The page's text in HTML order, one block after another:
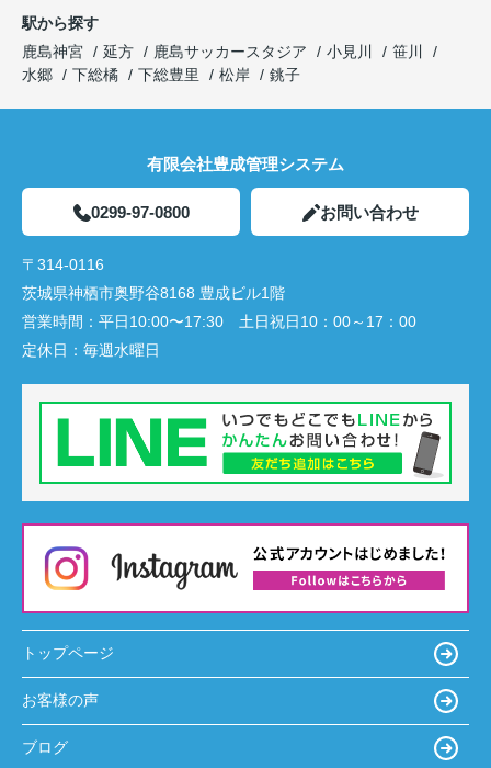
駅から探す
鹿島神宮
延方 鹿島サッカースタジア 小見川
笹川
水郷
下総橘 下総豊里 松岸 銚子
有限会社豊成管理システム
0299-97-0800 お問い合わせ
〒314-0116
茨城県神栖市奥野谷8168 豊成ビル1階
営業時間： 平日10:00〜17:30 土日祝日10：00～17：00
定休日： 毎週水曜日
トップページ
お客様の声
ブログ